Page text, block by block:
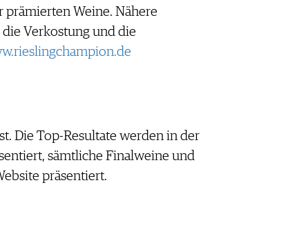
prämierten Weine. Nähere
Verkostung und die
Die Top-Resultate werden in der
sämtliche Finalweine und
präsentiert.